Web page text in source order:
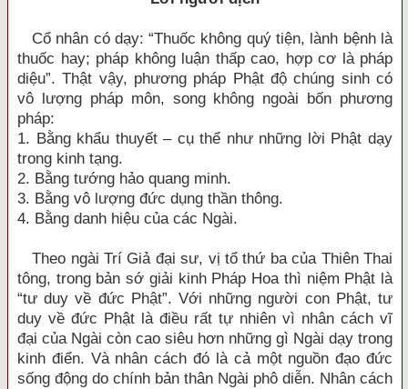
Cổ nhân có dạy: “Thuốc không quý tiện, lành bệnh là
thuốc hay; pháp không luận thấp cao, hợp cơ là pháp
diệu”. Thật vậy, phương pháp Phật độ chúng sinh có
vô lượng pháp môn, song không ngoài bốn phương
pháp:
1. Bằng khẩu thuyết – cụ thể như những lời Phật dạy
trong kinh tạng.
2. Bằng tướng hảo quang minh.
3. Bằng vô lượng đức dụng thần thông.
4. Bằng danh hiệu của các Ngài.
Theo ngài Trí Giả đại sư, vị tổ thứ ba của Thiên Thai
tông, trong bản sớ giải kinh Pháp Hoa thì niệm Phật là
“tư duy về đức Phật”. Với những người con Phật, tư
duy về đức Phật là điều rất tự nhiên vì nhân cách vĩ
đại của Ngài còn cao siêu hơn những gì Ngài dạy trong
kinh điển. Và nhân cách đó là cả một nguồn đạo đức
sống động do chính bản thân Ngài phô diễn. Nhân cách